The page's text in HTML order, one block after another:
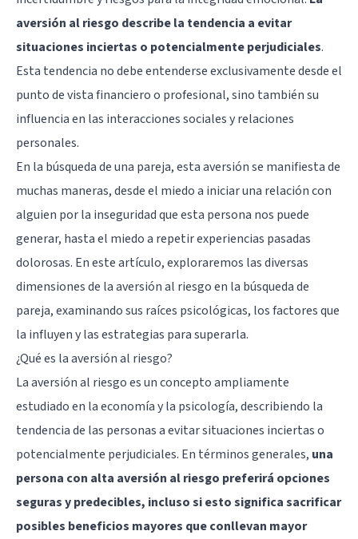
aversión al riesgo describe la tendencia a evitar
situaciones inciertas o potencialmente perjudiciales.
Esta tendencia no debe entenderse exclusivamente desde el
punto de vista financiero o profesional, sino también su
influencia en las interacciones sociales y relaciones
personales.
En la búsqueda de una pareja, esta aversión se manifiesta de
muchas maneras, desde el miedo a iniciar una relación con
alguien por la inseguridad que esta persona nos puede
generar, hasta el miedo a repetir experiencias pasadas
dolorosas. En este artículo, exploraremos las diversas
dimensiones de la aversión al riesgo en la búsqueda de
pareja, examinando sus raíces psicológicas, los factores que
la influyen y las estrategias para superarla.
¿Qué es la aversión al riesgo?
La aversión al riesgo es un concepto ampliamente
estudiado en la economía y la psicología, describiendo la
tendencia de las personas a evitar situaciones inciertas o
potencialmente perjudiciales. En términos generales, una
persona con alta aversión al riesgo preferirá opciones
seguras y predecibles, incluso si esto significa sacrificar
posibles beneficios mayores que conllevan mayor